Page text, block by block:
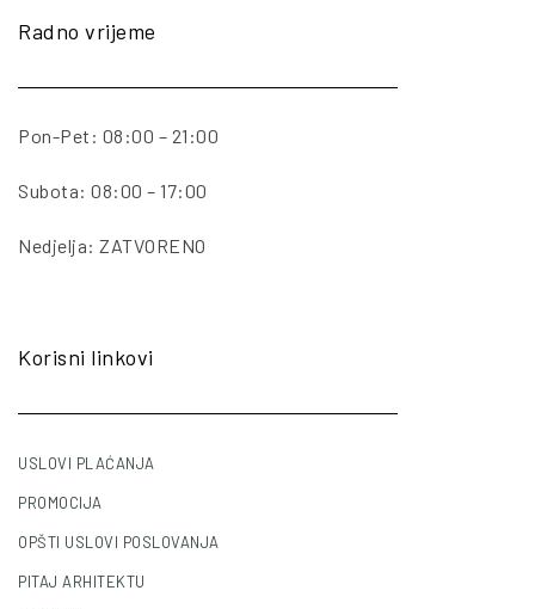
Radno vrijeme
Pon-Pet: 08:00 – 21:00
Subota: 08:00 – 17:00
Nedjelja: ZATVORENO
Korisni linkovi
USLOVI PLAĆANJA
PROMOCIJA
OPŠTI USLOVI POSLOVANJA
PITAJ ARHITEKTU